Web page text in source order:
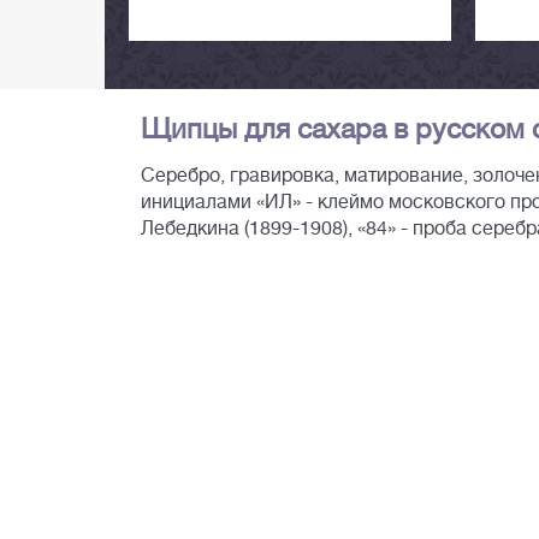
Щипцы для сахара в русском
Серебро, гравировка, матирование,
инициалами «ИЛ» - клеймо московского
Лебедкина (1899-1908), «84» - проба